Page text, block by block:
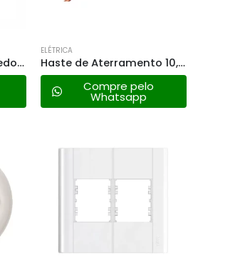
Plafon Jurere 30cm Redondo Br Taschibra
ELÉTRICA
Haste de Aterramento 10,00mm
Compre pelo
Whatsapp